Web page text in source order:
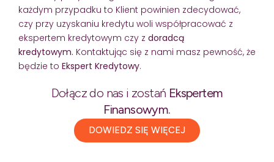
każdym przypadku to Klient powinien zdecydować,
czy przy uzyskaniu kredytu woli współpracować z
ekspertem kredytowym czy z doradcą
kredytowym. Kontaktując się z nami masz pewność, że
będzie to Ekspert Kredytowy.
Dołącz do nas i zostań Ekspertem
Finansowym.
DOWIEDZ SIĘ WIĘCEJ